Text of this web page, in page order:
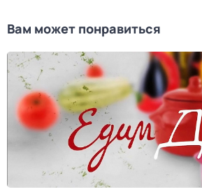
Вам может понравиться